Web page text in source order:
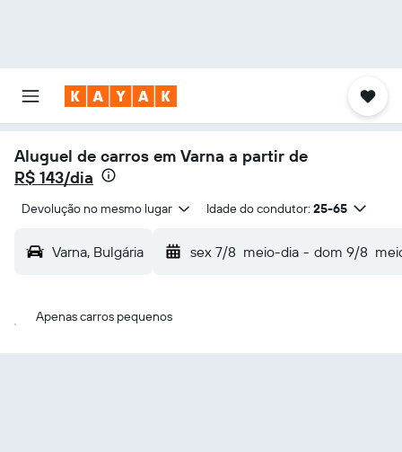
Aluguel de carros em Varna a partir de
R$ 143/dia
Devolução no mesmo lugar Idade do condutor: 25-65
Varna, Bulgária sex 7/8 meio-dia - dom 9/8
Apenas carros pequenos